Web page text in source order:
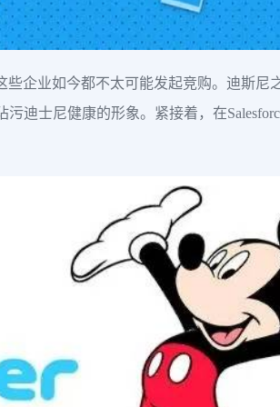
些企业如今都不太可能发起竞购。迪斯尼
迪士尼健康的形象。紧接着，在